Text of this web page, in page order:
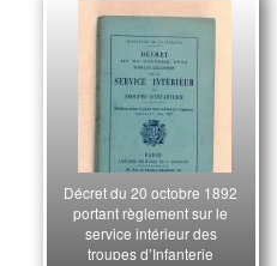
Décret du 20 octobre 1892
portant règlement sur le
service intérieur des
troupes d’Infanterie